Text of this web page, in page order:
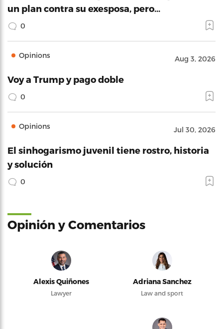
un plan contra su exesposa, pero…
0
Opinions Aug 3, 2026
Voy a Trump y pago doble
0
Opinions Jul 30, 2026
El sinhogarismo juvenil tiene rostro, historia
y solución
0
Opinión y Comentarios
Alexis Quiñones
Lawyer
Adriana Sanchez
Law and sport